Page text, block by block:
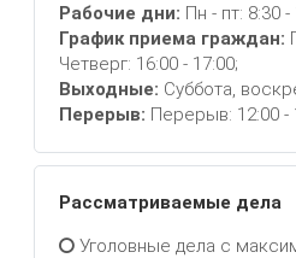
Рабочие дни: Пн - пт: 8:30 -
График приема граждан:
Четверг: 16:00 - 17:00;
Выходные: Суббота,
Перерыв: Перерыв: 12:00 -
Рассматриваемые дела
Уголовные дела с